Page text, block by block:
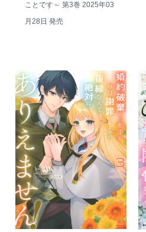
ことです～ 第3巻 2025年03
月28日 発売